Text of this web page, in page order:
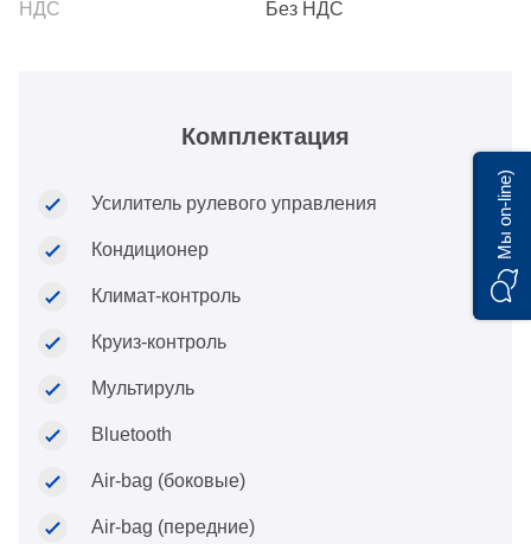
Без НДС
Комплектация
Усилитель рулевого управления
Кондиционер
Климат-контроль
Круиз-контроль
Мультируль
Bluetooth
Air-bag (боковые)
Air-bag (передние)
Мы on-line)